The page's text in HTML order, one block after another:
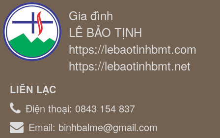
Gia đình
LÊ BẢO TỊNH
https://lebaotinhbmt.com
https://lebaotinhbmt.net
LIÊN LẠC
Điện thoại: 0843 154 837
Email: binhbalme@gmail.com